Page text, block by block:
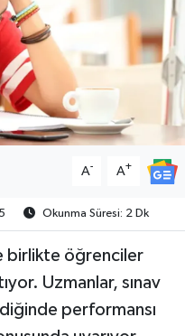
A- A+
Okunma Süresi: 2 Dk
birlikte öğrenciler
Uzmanlar, sınav
performansı